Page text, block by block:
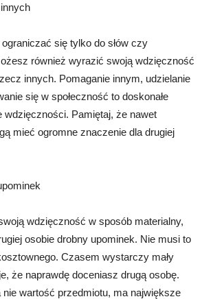
się tylko do słów czy
również wyrazić swoją wdzięczność
innych. Pomaganie innym, udzielanie
się w społeczność to doskonałe
wdzięczności. Pamiętaj, że nawet
mieć ogromne znaczenie dla drugiej
wdzięczność w sposób materialny,
osobie drobny upominek. Nie musi to
Czasem wystarczy mały
że naprawdę doceniasz drugą osobę.
nie wartość przedmiotu, ma największe